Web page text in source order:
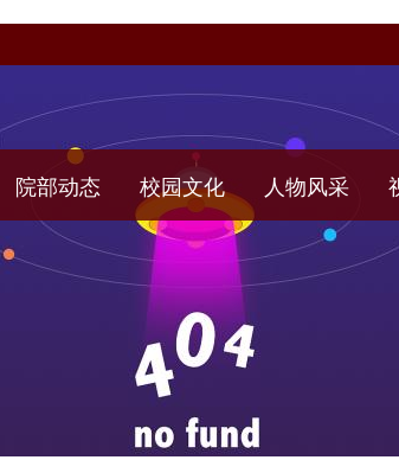
院部动态 校园文化 人物风采